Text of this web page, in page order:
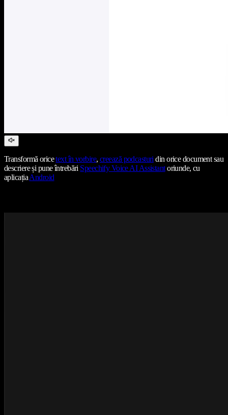
Transformă oricetext în vorbire, creează podcasturidin orice document sau
descriere și pune întrebări Speechify Voice AI Assistantoriunde, cu
aplicațiaAndroid